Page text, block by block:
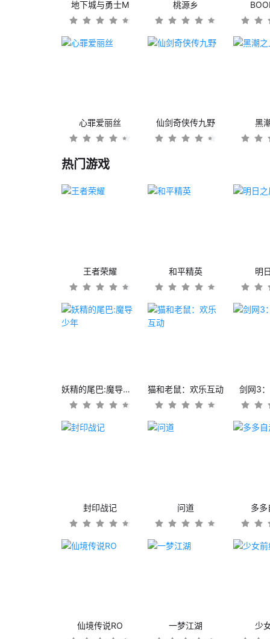
地下城与勇士M 桃源乡
心罪爱丽丝 仙剑奇侠传九野 黑
热门游戏
王者荣耀 和平精英 明
妖精的尾巴:魔导少年 猫和老鼠：欢乐互动 剑网3
封印战记 问道 多多
仙境传说RO 一梦江湖 少